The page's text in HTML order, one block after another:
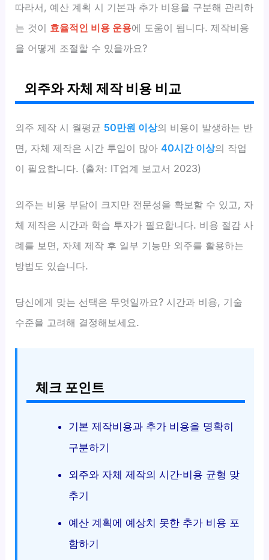
따라서, 예산 계획 시 기본과 추가 비용을 구분해 관리하
는 것이 효율적인 비용 운용에 도움이 됩니다. 제작비용
을 어떻게 조절할 수 있을까요?
외주와 자체 제작 비용 비교
외주 제작 시 월평균 50만원 이상의 비용이 발생하는 반
면, 자체 제작은 시간 투입이 많아40시간 이상의 작업
이 필요합니다. (출처: IT업계 보고서 2023)
외주는 비용 부담이 크지만 전문성을 확보할 수 있고, 자
체 제작은 시간과 학습 투자가 필요합니다. 비용 절감 사
례를 보면, 자체 제작 후 일부 기능만 외주를 활용하는
방법도 있습니다.
당신에게 맞는 선택은 무엇일까요? 시간과 비용, 기술
수준을 고려해 결정해보세요.
체크 포인트
기본 제작비용과 추가 비용을 명확히
구분하기
외주와 자체 제작의 시간·비용 균형 맞
추기
예산 계획에 예상치 못한 추가 비용 포
함하기